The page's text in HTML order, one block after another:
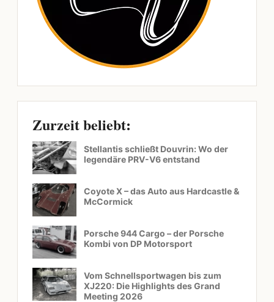
Zurzeit beliebt:
Stellantis schließt Douvrin: Wo der
legendäre PRV-V6 entstand
Coyote X – das Auto aus Hardcastle &
McCormick
Porsche 944 Cargo – der Porsche
Kombi von DP Motorsport
Vom Schnellsportwagen bis zum
XJ220: Die Highlights des Grand
Meeting 2026